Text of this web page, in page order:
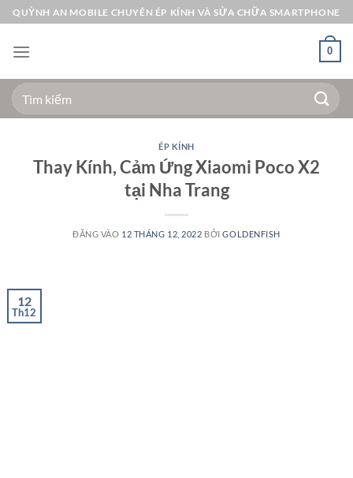
Bỏ
qua
nội
QUỲNH AN MOBILE CHUYÊN ÉP KÍNH VÀ SỬA CHỮA SMARTPHONE
0
Tìm
kiếm:
ÉP KÍNH
Thay Kính, Cảm Ứng Xiaomi Poco X2
tại Nha Trang
ĐĂNG VÀO 12 THÁNG 12, 2022 BỞIGOLDENFISH
12
Th12